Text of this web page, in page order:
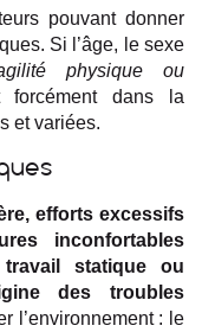
pouvant donner
Si l’âge, le sexe
physique ou
dans la
et variées.
efforts excessifs
inconfortables
statique ou
des troubles
l’environnement : le